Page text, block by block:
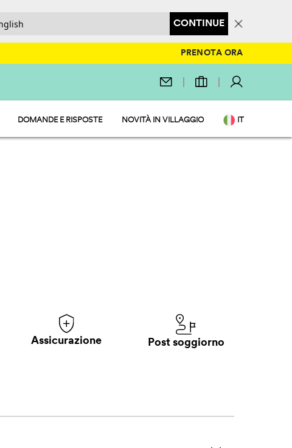
CONTINUE
PRENOTA ORA
DOMANDE E RISPOSTE NOVITÀ IN VILLAGGIO IT
DE
Assicurazione Post soggiorno